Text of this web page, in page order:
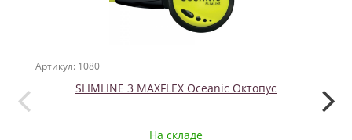
Артикул: 1080
SLIMLINE 3 MAXFLEX Oceanic Октопус
На складе